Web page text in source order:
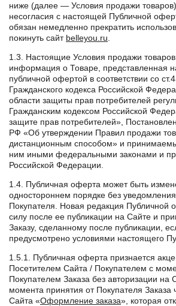
ниже (далее — Условия продажи
несогласия с настоящей Публичной
обязан немедленно прекратить
покинуть сайт belleyou.ru
1.3. Настоящие Условия продажи
информация о Товаре, представленная
публичной офертой в соответствии со
Гражданского кодекса Российской
области защиты прав потребителей
Гражданским кодексом Российской
защите прав потребителей»,
РФ «Об утверждении Правил продажи
дистанционным способом» и
ним иными федеральными законами и
Российской Федерации.
1.4. Публичная оферта может быть
одностороннем порядке без
Покупателя. Новая редакция Публичной
силу после ее публикации на Сайте и
Заказу, сделанному после публикации,
предусмотрено условиями настоящего
1.5.1. Публичная оферта признается
Посетителем Сайта / Покупателем с
Покупателем Заказа без авторизации на
момента принятия от Покупателя Заказа
Сайта «Оформление заказа», которая